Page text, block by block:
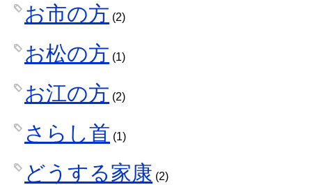
お市の方 (2)
お松の方 (1)
お江の方 (2)
さらし首 (1)
どうする家康 (2)